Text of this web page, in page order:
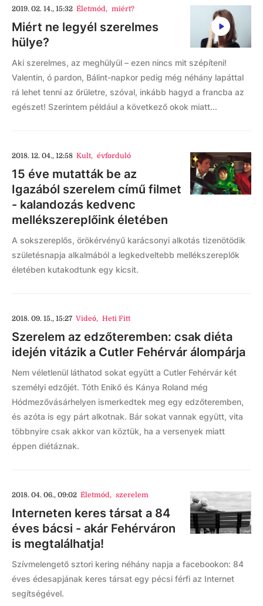
2019. 02. 14., 15:32 Életmód, miért?
Miért ne legyél szerelmes
hülye?
Aki szerelmes, az meghülyül – ezen nincs mit szépíteni!
Valentin, ó pardon, Bálint-napkor pedig még néhány lapáttal
rá lehet tenni az őrületre, szóval, inkább hagyd a francba az
egészet! Szerintem például a következő okok miatt...
2018. 12. 04., 12:58 Kult, évforduló
15 éve mutatták be az
Igazából szerelem című filmet
- kalandozás kedvenc
mellékszereplőink életében
A sokszereplős, örökérvényű karácsonyi alkotás tizenötödik
születésnapja alkalmából a legkedveltebb mellékszereplők
életében kutakodtunk egy kicsit.
2018. 09. 15., 15:27 Videó, Heti Fitt
Szerelem az edzőteremben: csak diéta
idején vitázik a Cutler Fehérvár álompárja
Nem véletlenül láthatod sokat együtt a Cutler Fehérvár két
személyi edzőjét. Tóth Enikő és Kánya Roland még
Hódmezővásárhelyen ismerkedtek meg egy edzőteremben,
és azóta is egy párt alkotnak. Bár sokat vannak együtt, vita
többnyire csak akkor van köztük, ha a versenyek miatt
éppen diétáznak.
2018. 04. 06., 09:02 Életmód, szerelem
Interneten keres társat a 84
éves bácsi - akár Fehérváron
is megtalálhatja!
Szívmelengető sztori kering néhány napja a facebookon: 84
éves édesapjának keres társat egy pécsi férfi az Internet
segítségével.